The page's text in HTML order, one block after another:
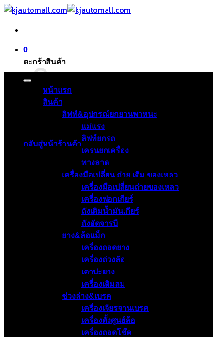
ข้าม
0
ตะกร้าสินค้า
ไม่มีสินค้าในตะกร้า
กลับสู่หน้าร้านค้า
หน้าแรก
สินค้า
ลิฟท์&อุปกรณ์ยกยานพาหนะ
แม่แรง
ลิฟท์ยกรถ
เครนยกเครื่อง
ทางลาด
เครื่องมือเปลี่ยน ถ่าย เติม ของเหลว
เครื่องมือเปลี่ยนถ่ายของเหลว
เครื่องฟอกเกียร์
ถังเติมน้ำมันเกียร์
ถังอัดจารบี
ยาง&ล้อแม็ก
เครื่องถอดยาง
เครื่องถ่วงล้อ
เตาปะยาง
เครื่องเติมลม
ช่วงล่าง&เบรค
เครื่องเจียรจานเบรค
เครื่องตั้งศูนย์ล้อ
เครื่องถอดโช๊ค